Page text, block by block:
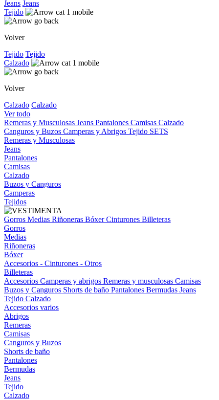
Jeans Jeans
Tejido
Volver
Tejido Tejido
Calzado
Volver
Calzado Calzado
Ver todo
Remeras y Musculosas Jeans Pantalones Camisas Calzado
Canguros y Buzos Camperas y Abrigos Tejido SETS
Remeras y Musculosas
Jeans
Pantalones
Camisas
Calzado
Buzos y Canguros
Camperas
Tejidos
Gorros Medias Riñoneras BóxerCinturones Billeteras
Gorros
Medias
Riñoneras
Bóxer
Accesorios - Cinturones - Otros
Billeteras
Accesorios Camperas y abrigos Remeras y musculosas Camisas
Buzos y Canguros Shorts de baño Pantalones Bermudas Jeans
Tejido Calzado
Accesorios varios
Abrigos
Remeras
Camisas
Canguros y Buzos
Shorts de baño
Pantalones
Bermudas
Jeans
Tejido
Calzado